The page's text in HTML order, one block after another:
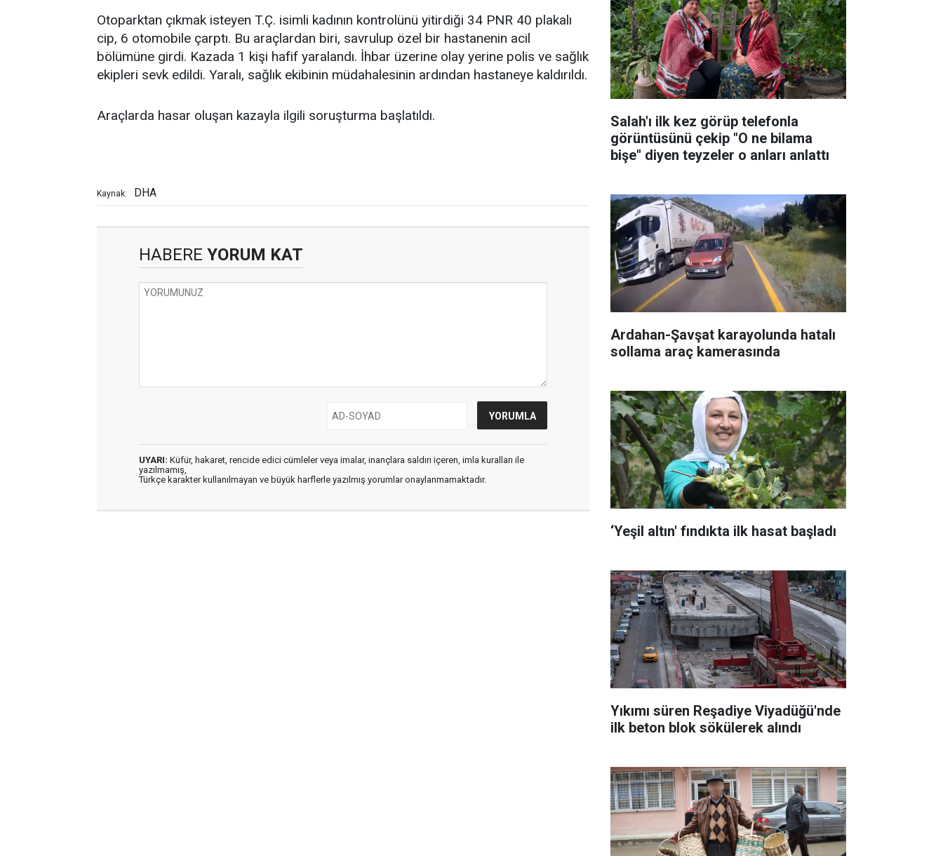
Otoparktan çıkmak isteyen T.Ç. isimli kadının kontrolünü yitirdiği 34 PNR 40 plakalı
cip, 6 otomobile çarptı. Bu araçlardan biri, savrulup özel bir hastanenin acil
bölümüne girdi. Kazada 1 kişi hafif yaralandı. İhbar üzerine olay yerine polis ve sağlık
ekipleri sevk edildi. Yaralı, sağlık ekibinin müdahalesinin ardından hastaneye kaldırıldı.
Araçlarda hasar oluşan kazayla ilgili soruşturma başlatıldı.
Kaynak: DHA
HABERE YORUM KAT
UYARI: Küfür, hakaret, rencide edici cümleler veya imalar, inançlara saldırı içeren, imla kuralları ile
yazılmamış,
Türkçe karakter kullanılmayan ve büyük harflerle yazılmış yorumlar onaylanmamaktadır.
Salah'ı ilk kez görüp telefonla
görüntüsünü çekip "O ne bilama
bişe" diyen teyzeler o anları anlattı
Ardahan-Şavşat karayolunda hatalı
sollama araç kamerasında
‘Yeşil altın' fındıkta ilk hasat başladı
Yıkımı süren Reşadiye Viyadüğü'nde
ilk beton blok sökülerek alındı